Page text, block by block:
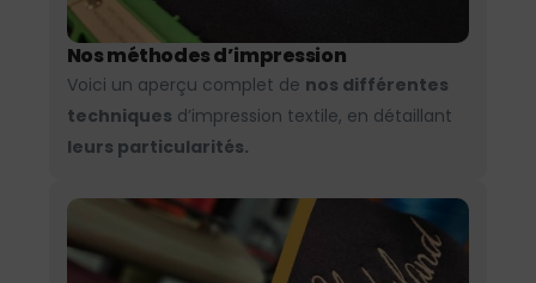
Nos méthodes d’impression
Voici un aperçu complet de nos différentes
techniques d’impression textile, en détaillant
leurs particularités.